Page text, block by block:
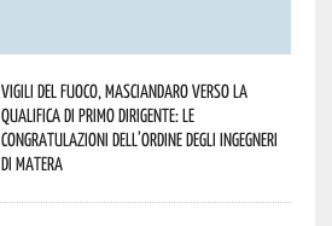
Vigili del Fuoco, Masciandaro verso la
qualifica di Primo Dirigente: le
congratulazioni dell’Ordine degli Ingegneri
di Matera